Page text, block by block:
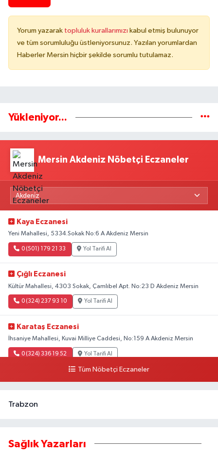
Yorum yazarak topluluk kurallarımızı kabul etmiş bulunuyor
ve tüm sorumluluğu üstleniyorsunuz. Yazılan yorumlardan
Haberler Mersin hiçbir şekilde sorumlu tutulamaz.
Yükleniyor...
Mersin Akdeniz Nöbetçi Eczaneler
Kaya Eczanesi
Yeni Mahallesi, 5334.Sokak No:6 A Akdeniz Mersin
0 (501) 179 21 33 Yol Tarifi Al
Çığlı Eczanesi
Kültür Mahallesi, 4303 Sokak, Çamlıbel Apt. No:23 D Akdeniz Mersin
0 (324) 237 93 10 Yol Tarifi Al
Karataş Eczanesi
İhsaniye Mahallesi, Kuvai Milliye Caddesi, No:159 A Akdeniz Mersin
0 (324) 336 19 52 Yol Tarifi Al
Tüm Nöbetçi Eczaneler
Trabzon
Sağlık Yazarları